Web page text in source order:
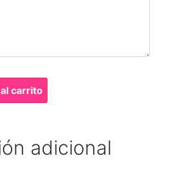
carrito
adicional